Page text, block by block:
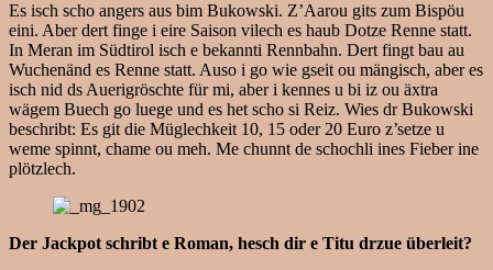
Es isch scho angers aus bim Bukowski. Z’Aarou gits zum Bispöu
eini. Aber dert finge i eire Saison vilech es haub Dotze Renne statt.
In Meran im Südtirol isch e bekannti Rennbahn. Dert fingt bau au
Wuchenänd es Renne statt. Auso i go wie gseit ou mängisch, aber es
isch nid ds Auerigröschte für mi, aber i kennes u bi iz ou äxtra
wägem Buech go luege und es het scho si Reiz. Wies dr Bukowski
beschribt: Es git die Müglechkeit 10, 15 oder 20 Euro z’setze u
weme spinnt, chame ou meh. Me chunnt de schochli ines Fieber ine
plötzlech.
Der Jackpot schribt e Roman, hesch dir e Titu drzue überleit?